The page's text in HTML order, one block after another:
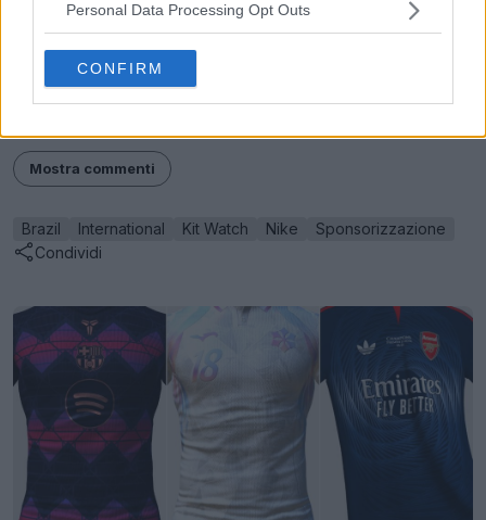
Personal Data Processing Opt Outs
CONFIRM
La Germania annuncia l'accordo per la maglia Nike
Pensi che il Brasile e Nike si separeranno? Facci
sapere nei commenti qui sotto.
Mostra commenti
Brazil International Kit Watch Nike
Sponsorizzazione
Condividi